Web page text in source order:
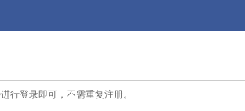
行登录即可，不需重复注册。